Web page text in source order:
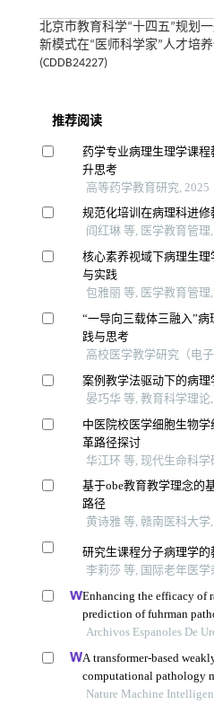
北京市教育科学“十四五”规划
新模式在“医师科学家”人才培
(CDDB24227)